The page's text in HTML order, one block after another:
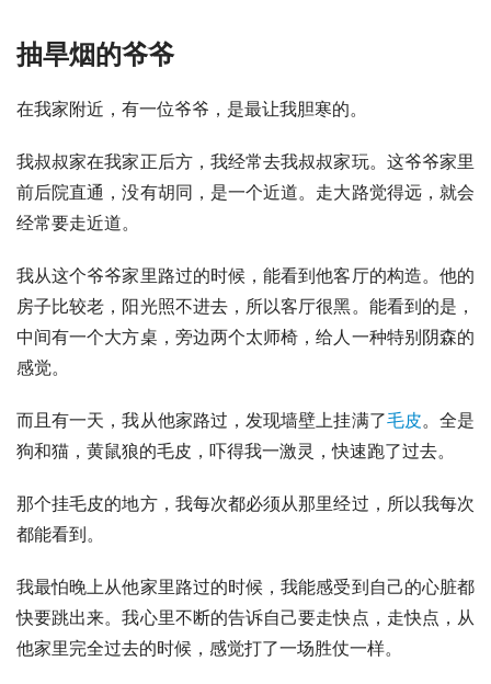
抽旱烟的爷爷
在我家附近，有一位爷爷，是最让我胆寒的。
我叔叔家在我家正后方，我经常去我叔叔家玩。这爷爷家里
前后院直通，没有胡同，是一个近道。走大路觉得远，就会
经常要走近道。
我从这个爷爷家里路过的时候，能看到他客厅的构造。他的
房子比较老，阳光照不进去，所以客厅很黑。能看到的是，
中间有一个大方桌，旁边两个太师椅，给人一种特别阴森的
感觉。
而且有一天，我从他家路过，发现墙壁上挂满了毛皮。全是
狗和猫， 黄鼠狼的毛皮，吓得我一激灵，快速跑了过去。
那个挂毛皮的地方，我每次都必须从那里经过，所以我每次
都能看到。
我最怕晚上从他家里路过的时候，我能感受到自己的心脏都
快要跳出来。我心里不断的告诉自己要走快点，走快点，从
他家里完全过去的时候，感觉打了一场胜仗一样。